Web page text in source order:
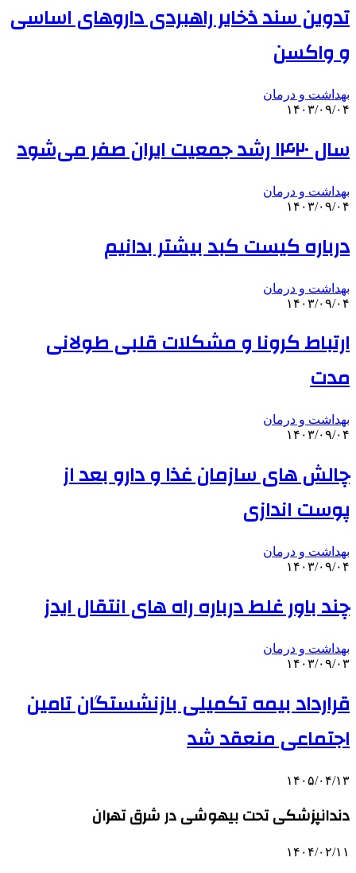
تدوین سند ذخایر راهبردی داروهای اساسی
و واکسن
بهداشت و درمان
۱۴۰۳/۰۹/۰۴
سال ۱۴۲۰ رشد جمعیت ایران صفر می‌شود
بهداشت و درمان
۱۴۰۳/۰۹/۰۴
درباره کیست کبد بیشتر بدانیم
بهداشت و درمان
۱۴۰۳/۰۹/۰۴
ارتباط کرونا و مشکلات قلبی طولانی
مدت
بهداشت و درمان
۱۴۰۳/۰۹/۰۴
چالش های سازمان غذا و دارو بعد از
پوست اندازی
بهداشت و درمان
۱۴۰۳/۰۹/۰۴
چند باور غلط درباره راه های انتقال ایدز
بهداشت و درمان
۱۴۰۳/۰۹/۰۳
قرارداد بیمه تکمیلی بازنشستگان تامین
اجتماعی منعقد شد
۱۴۰۵/۰۴/۱۳
دندانپزشکی تحت بیهوشی در شرق تهران
۱۴۰۴/۰۲/۱۱